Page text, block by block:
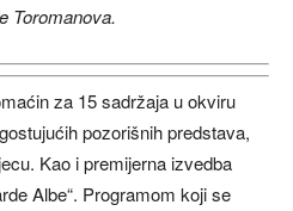
Toromanova.
za 15 sadržaja u okviru
pozorišnih predstava,
Kao i premijerna izvedba
Albe“. Programom koji se